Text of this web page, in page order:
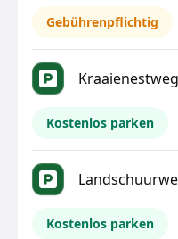
Gebührenpflichtig
Kostenlos parken
Kostenlos parken